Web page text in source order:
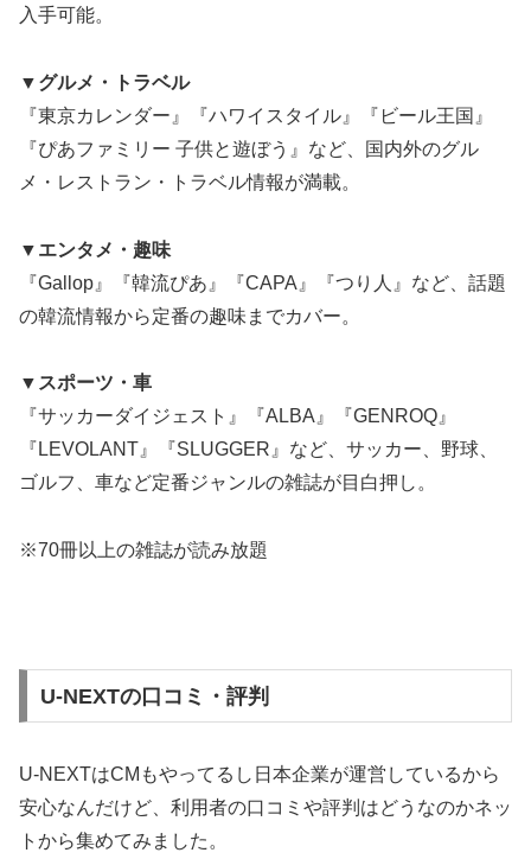
入手可能。
▼グルメ・トラベル
『東京カレンダー』『ハワイスタイル』『ビール王国』
『ぴあファミリー 子供と遊ぼう』など、国内外のグル
メ・レストラン・トラベル情報が満載。
▼エンタメ・趣味
『Gallop』『韓流ぴあ』『CAPA』『つり人』など、話題
の韓流情報から定番の趣味までカバー。
▼スポーツ・車
『サッカーダイジェスト』『ALBA』『GENROQ』
『LEVOLANT』『SLUGGER』など、サッカー、野球、
ゴルフ、車など定番ジャンルの雑誌が目白押し。
※70冊以上の雑誌が読み放題
U-NEXTの口コミ・評判
U-NEXTはCMもやってるし日本企業が運営しているから
安心なんだけど、利用者の口コミや評判はどうなのかネッ
トから集めてみました。